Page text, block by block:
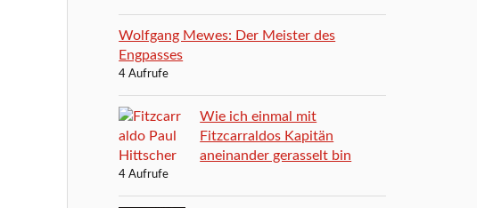
Wolfgang Mewes: Der Meister des
Engpasses
4 Aufrufe
Wie ich einmal mit
Fitzcarraldos Kapitän
aneinander gerasselt bin
4 Aufrufe